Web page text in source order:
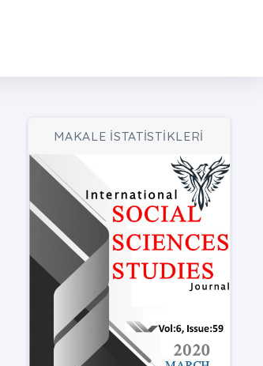
MAKALE İSTATİSTİKLERİ